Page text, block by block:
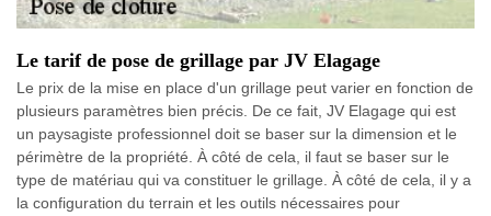
Le tarif de pose de grillage par JV Elagage
Le prix de la mise en place d'un grillage peut varier en fonction de
plusieurs paramètres bien précis. De ce fait, JV Elagage qui est
un paysagiste professionnel doit se baser sur la dimension et le
périmètre de la propriété. À côté de cela, il faut se baser sur le
type de matériau qui va constituer le grillage. À côté de cela, il y a
la configuration du terrain et les outils nécessaires pour